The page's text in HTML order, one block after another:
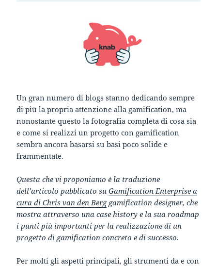
Un gran numero di blogs stanno dedicando sempre
di più la propria attenzione alla gamification, ma
nonostante questo la fotografia completa di cosa sia
e come si realizzi un progetto con gamification
sembra ancora basarsi su basi poco solide e
frammentate.
Questa che vi proponiamo è la traduzione
dell’articolo pubblicato suGamification Enterprise a
cura diChris van den Berggamification designer, che
mostra attraverso una case history e la sua roadmap
i punti più importanti per la realizzazione di un
progetto di gamification concreto e di successo.
Per molti gli aspetti principali, gli strumenti da e con